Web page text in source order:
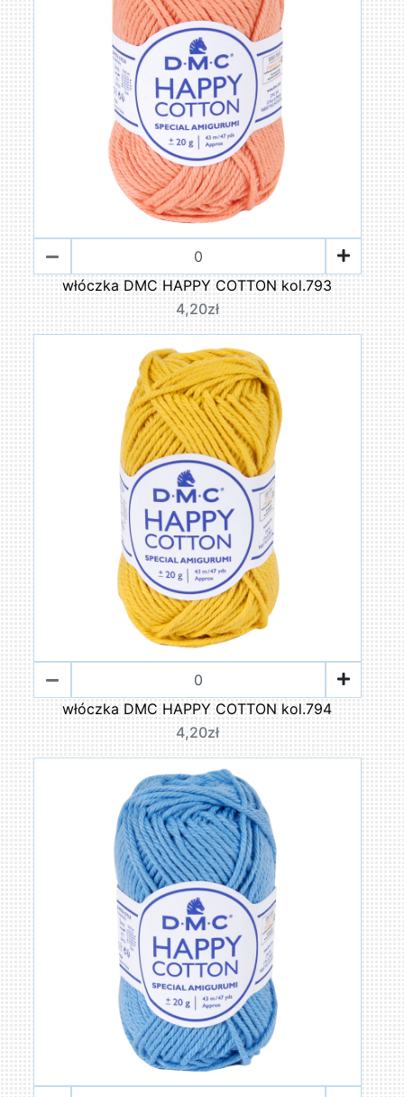
włóczka DMC HAPPY COTTON kol.793
4,20zł
włóczka DMC HAPPY COTTON kol.794
4,20zł